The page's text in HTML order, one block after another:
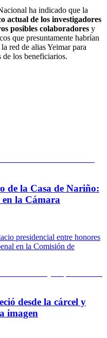
ha indicado que la
actual de los investigadores
posibles colaboradores y
que presuntamente habrían
red de alias Yeimar para
de los beneficiarios.
de la Casa de Nariño:
la Cámara
presidencial entre honores
en la Comisión de
desde la cárcel y
imagen